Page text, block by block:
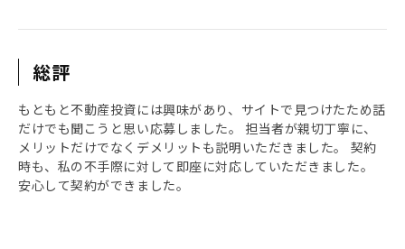
総評
もともと不動産投資には興味があり、サイトで見つけたため話
だけでも聞こうと思い応募しました。 担当者が親切丁寧に、
メリットだけでなくデメリットも説明いただきました。 契約
時も、私の不手際に対して即座に対応していただきました。
安心して契約ができました。